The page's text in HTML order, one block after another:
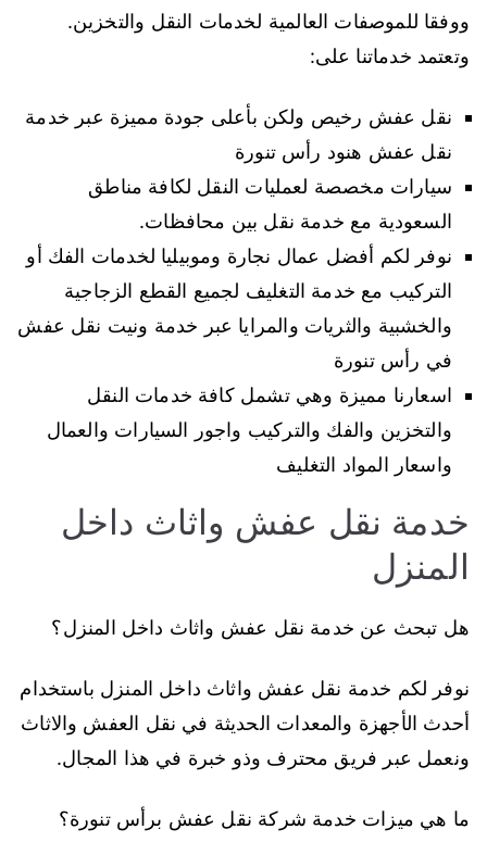
ووفقا للموصفات العالمية لخدمات النقل والتخزين.
وتعتمد خدماتنا على:
نقل عفش رخيص ولكن بأعلى جودة مميزة عبر خدمة
نقل عفش هنود رأس تنورة
سيارات مخصصة لعمليات النقل لكافة مناطق
السعودية مع خدمة نقل بين محافظات.
نوفر لكم أفضل عمال نجارة وموبيليا لخدمات الفك أو
التركيب مع خدمة التغليف لجميع القطع الزجاجية
والخشبية والثريات والمرايا عبر خدمة ونيت نقل عفش
في رأس تنورة
اسعارنا مميزة وهي تشمل كافة خدمات النقل
والتخزين والفك والتركيب واجور السيارات والعمال
واسعار المواد التغليف
خدمة نقل عفش واثاث داخل
المنزل
هل تبحث عن خدمة نقل عفش واثاث داخل المنزل؟
نوفر لكم خدمة نقل عفش واثاث داخل المنزل باستخدام
أحدث الأجهزة والمعدات الحديثة في نقل العفش والاثاث
ونعمل عبر فريق محترف وذو خبرة في هذا المجال.
ما هي ميزات خدمة شركة نقل عفش برأس تنورة؟